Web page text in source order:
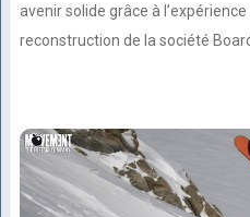
avenir solide grâce à
reconstruction de la société